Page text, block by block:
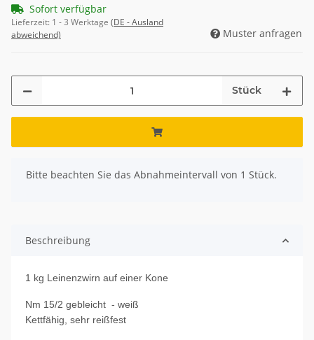
Sofort verfügbar
Lieferzeit: 1 - 3 Werktage (DE - Ausland
abweichend)
Muster anfragen
Stück
x
Bitte beachten Sie das Abnahmeintervall von 1 Stück.
Beschreibung
1 kg Leinenzwirn auf einer Kone
Nm 15/2 gebleicht - weiß
Kettfähig, sehr reißfest